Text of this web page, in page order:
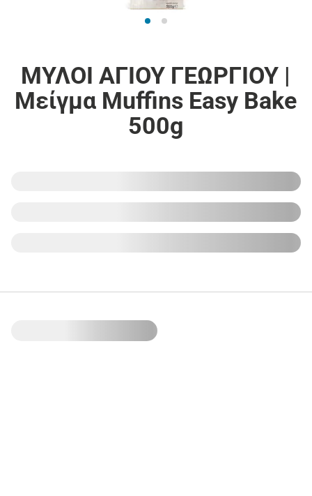
ΜΥΛΟΙ ΑΓΙΟΥ ΓΕΩΡΓΙΟΥ |
Μείγμα Muffins Easy Bake
500g